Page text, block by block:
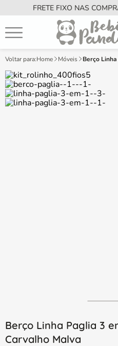
FRETE FIXO NAS
Home Móveis Berço
Berço Linha Paglia 3
Carvalho Malva
PT